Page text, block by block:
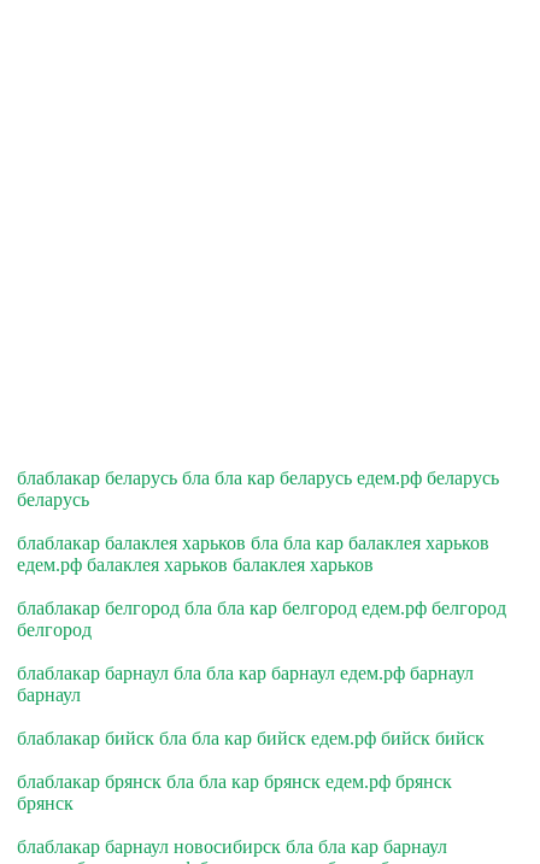
блаблакар беларусь бла бла кар беларусь едем.рф беларусь
беларусь
блаблакар балаклея харьков бла бла кар балаклея харьков
едем.рф балаклея харьков балаклея харьков
блаблакар белгород бла бла кар белгород едем.рф белгород
белгород
блаблакар барнаул бла бла кар барнаул едем.рф барнаул
барнаул
блаблакар бийск бла бла кар бийск едем.рф бийск бийск
блаблакар брянск бла бла кар брянск едем.рф брянск
брянск
блаблакар барнаул новосибирск бла бла кар барнаул